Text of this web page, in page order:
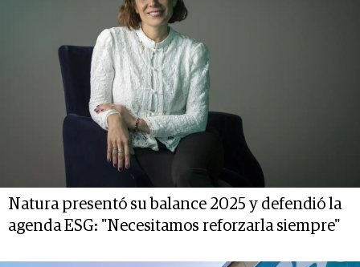
Natura presentó su balance 2025 y defendió la
agenda ESG: "Necesitamos reforzarla siempre"